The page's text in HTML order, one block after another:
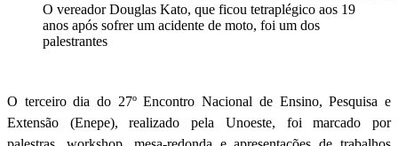
O vereador Douglas Kato, que ficou tetraplégico aos 19
anos após sofrer um acidente de moto, foi um dos
palestrantes
O terceiro dia do 27º Encontro Nacional de Ensino, Pesquisa e
Extensão (Enepe), realizado pela Unoeste, foi marcado por